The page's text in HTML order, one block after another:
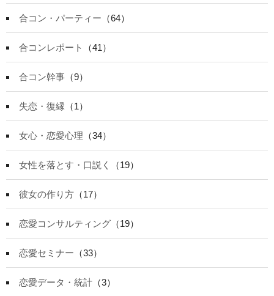
合コン・パーティー （64）
合コンレポート （41）
合コン幹事 （9）
失恋・復縁 （1）
女心・恋愛心理 （34）
女性を落とす・口説く （19）
彼女の作り方 （17）
恋愛コンサルティング （19）
恋愛セミナー （33）
恋愛データ・統計 （3）